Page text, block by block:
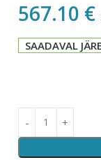
567.10 €
SAADAVAL